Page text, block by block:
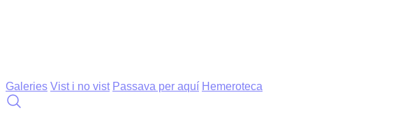
Galeries Vist i no vist Passava per aquí Hemeroteca